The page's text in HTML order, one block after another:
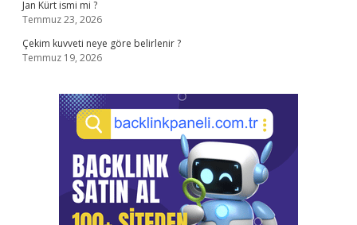
Jan Kürt ismi mi ?
Temmuz 23, 2026
Çekim kuvveti neye göre belirlenir ?
Temmuz 19, 2026